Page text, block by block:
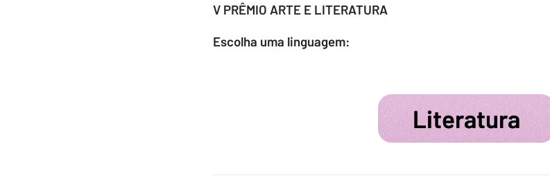
V PRÊMIO ARTE E LITERATURA
Escolha uma linguagem:
Literatura